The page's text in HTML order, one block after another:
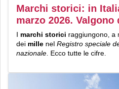
Marchi storici: in
marzo 2026.
I marchi storici raggiungono, a
dei mille nel Registro speciale
nazionale . Ecco tutte le cifre.